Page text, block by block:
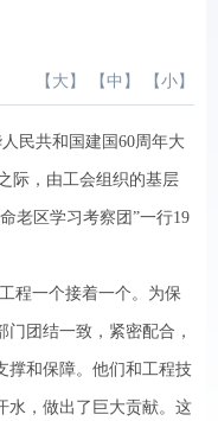
【 大 】 【 中 】 【 小 】
共和国建国60周年大
际，由工会组织的基层
老区学习考察团”一行19
程一个接着一个。为保
团结一致，紧密配合，
撑和保障。他们和工程技
水，做出了巨大贡献。这